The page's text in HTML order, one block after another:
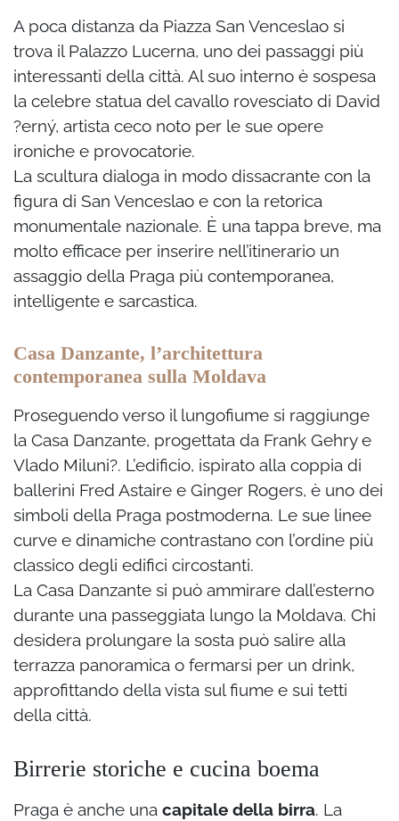
A poca distanza da Piazza San Venceslao si
trova il Palazzo Lucerna, uno dei passaggi più
interessanti della città. Al suo interno è sospesa
la celebre statua del cavallo rovesciato di David
?erný, artista ceco noto per le sue opere
ironiche e provocatorie.
La scultura dialoga in modo dissacrante con la
figura di San Venceslao e con la retorica
monumentale nazionale. È una tappa breve, ma
molto efficace per inserire nell’itinerario un
assaggio della Praga più contemporanea,
intelligente e sarcastica.
Casa Danzante, l’architettura
contemporanea sulla Moldava
Proseguendo verso il lungofiume si raggiunge
la Casa Danzante, progettata da Frank Gehry e
Vlado Miluni?. L’edificio, ispirato alla coppia di
ballerini Fred Astaire e Ginger Rogers, è uno dei
simboli della Praga postmoderna. Le sue linee
curve e dinamiche contrastano con l’ordine più
classico degli edifici circostanti.
La Casa Danzante si può ammirare dall’esterno
durante una passeggiata lungo la Moldava. Chi
desidera prolungare la sosta può salire alla
terrazza panoramica o fermarsi per un drink,
approfittando della vista sul fiume e sui tetti
della città.
Birrerie storiche e cucina boema
Praga è anche una capitale della birra. La